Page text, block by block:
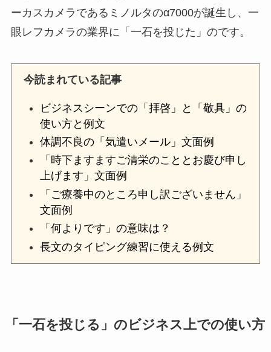
ーカスカメラであるミノルタのα7000が誕生し、一
眼レフカメラの業界に「一石を投じた」のです。
今読まれている記事
ビジネスシーンでの「拝啓」と「敬具」の
使い方と例文
体調不良の「気遣いメール」文面例
「時下ますますご清栄のこととお慶び申し
上げます」文面例
「ご療養中のところ申し訳ございません」
文面例
「何よりです」の意味は？
長文のタイピング練習に使える例文
「一石を投じる」のビジネス上での使い方